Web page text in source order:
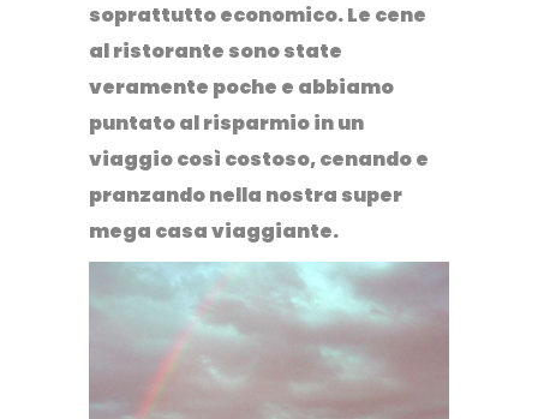
soprattutto economico. Le cene
al ristorante sono state
veramente poche e abbiamo
puntato al risparmio in un
viaggio così costoso, cenando e
pranzando nella nostra super
mega casa viaggiante.